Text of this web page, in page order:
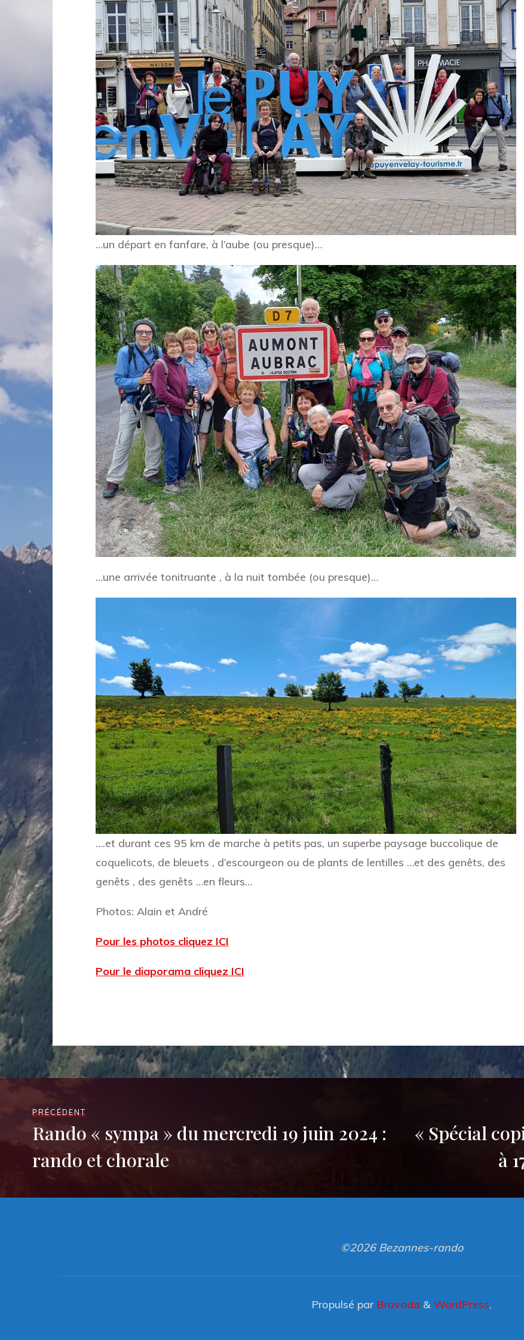
…un départ en fanfare, à l’aube (ou presque)…
…une arrivée tonitruante , à la nuit tombée (ou presque)…
….et durant ces 95 km de marche à petits pas, un superbe paysage buccolique de
coquelicots, de bleuets , d’escourgeon ou de plants de lentilles …et des genêts, des
genêts , des genêts …en fleurs…
Photos: Alain et André
Pour les photos cliquez ICI
Pour le diaporama cliquez ICI
PRÉCÉDENT
Rando « sympa » du mercredi 19 juin 2024 :
rando et chorale
« Spécial
à
©2026 Bezannes-rando
Propulsé parBravada & WordPress.